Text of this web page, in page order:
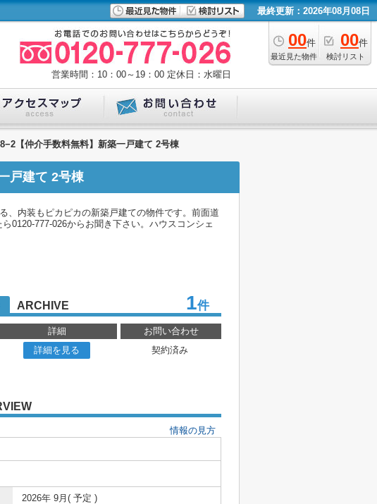
最終更新：2026年08月08日
00件
最近見た物件
00件
検討リスト
営業時間：10：00～19：00 定休日：水曜日
【仲介手数料無料】新築一戸建て 2号棟
戸建て 2号棟
、内装もピカピカの新築戸建ての物件です。前面道
0120-777-026からお聞き下さい。ハウスコンシェ
ARCHIVE 1件
詳細 お問い合わせ
詳細を見る
契約済み
情報の見方
2026年 9月( 予定 )